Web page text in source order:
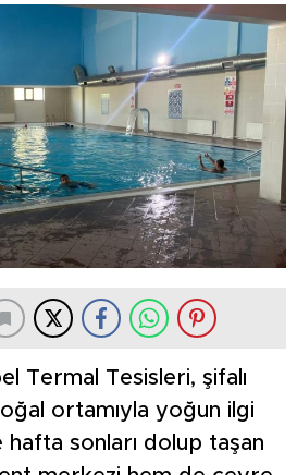
Termal Tesisleri, şifalı
ortamıyla yoğun ilgi
sonları dolup taşan